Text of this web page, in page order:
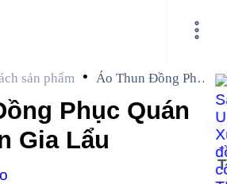
sản phẩm • Áo Thun Đồng Phục
Quán Ăn Chuyên
Gia Lẩu
Phục Quán
Gia Lẩu